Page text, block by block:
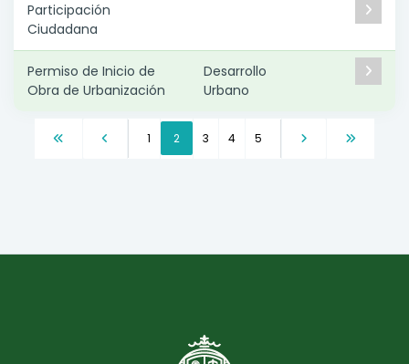
Participación
Ciudadana
Permiso de Inicio de
Obra de Urbanización
Desarrollo
Urbano
Paginación
Primera
Página
anterior
Página
1
Página
actual
2 Página
3 Página
4 Página
5
SiguienteÚltima